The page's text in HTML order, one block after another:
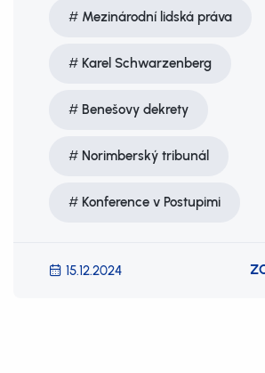
Mezinárodní lidská práva
Karel Schwarzenberg
Benešovy dekrety
Norimberský tribunál
Konference v Postupimi
15.12.2024